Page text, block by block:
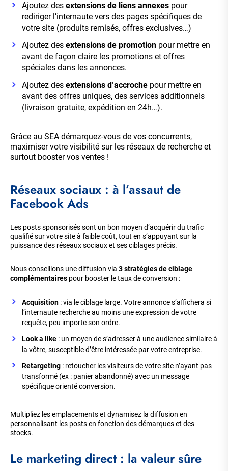
Ajoutez des extensions de liens annexes pour
rediriger l’internaute vers des pages spécifiques de
votre site (produits remisés, offres exclusives…)
Ajoutez des extensions de promotion pour mettre en
avant de façon claire les promotions et offres
spéciales dans les annonces.
Ajoutez des extensions d’accroche pour mettre en
avant des offres uniques, des services additionnels
(livraison gratuite, expédition en 24h…).
Grâce au SEA démarquez-vous de vos concurrents,
maximiser votre visibilité sur les réseaux de recherche et
surtout booster vos ventes !
Réseaux sociaux : à l’assaut de
Facebook Ads
Les posts sponsorisés sont un bon moyen d’acquérir du trafic
qualifié sur votre site à faible coût, tout en s’appuyant sur la
puissance des réseaux sociaux et ses ciblages précis.
Nous conseillons une diffusion via 3 stratégies de ciblage
complémentaires pour booster le taux de conversion :
Acquisition : via le ciblage large. Votre annonce s’affichera si
l’internaute recherche au moins une expression de votre
requête, peu importe son ordre.
Look a like : un moyen de s’adresser à une audience similaire à
la vôtre, susceptible d’être intéressée par votre entreprise.
Retargeting : retoucher les visiteurs de votre site n’ayant pas
transformé (ex : panier abandonné) avec un message
spécifique orienté conversion.
Multipliez les emplacements et dynamisez la diffusion en
personnalisant les posts en fonction des démarques et des
stocks.
Le marketing direct : la valeur sûre